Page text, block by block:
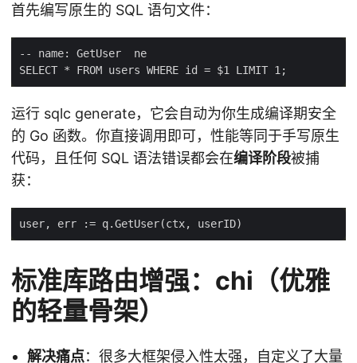
首先编写原生的 SQL 语句文件：
运行 sqlc generate，它会自动为你生成编译期安全
的 Go 函数。你直接调用即可，性能等同于手写原生
代码，且任何 SQL 语法错误都会在编译阶段被捕
获：
标准库路由增强：chi（优雅
的轻量骨架）
解决痛点：很多大框架侵入性太强，自定义了大量